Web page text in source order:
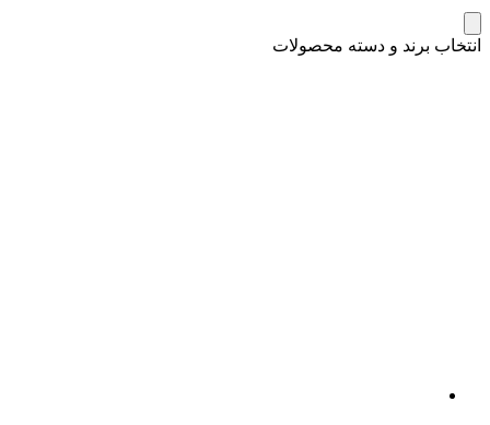
انتخاب برند و دسته محصولات